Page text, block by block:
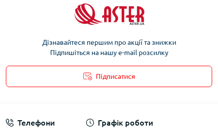
Дізнавайтеся першим про акції та знижки
Підпишіться на нашу e-mail розсилку
Підписатися
Телефони Графік роботи